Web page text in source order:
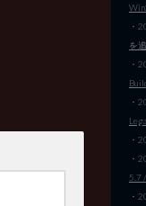
・
を
・
・
・
・
5.7
・